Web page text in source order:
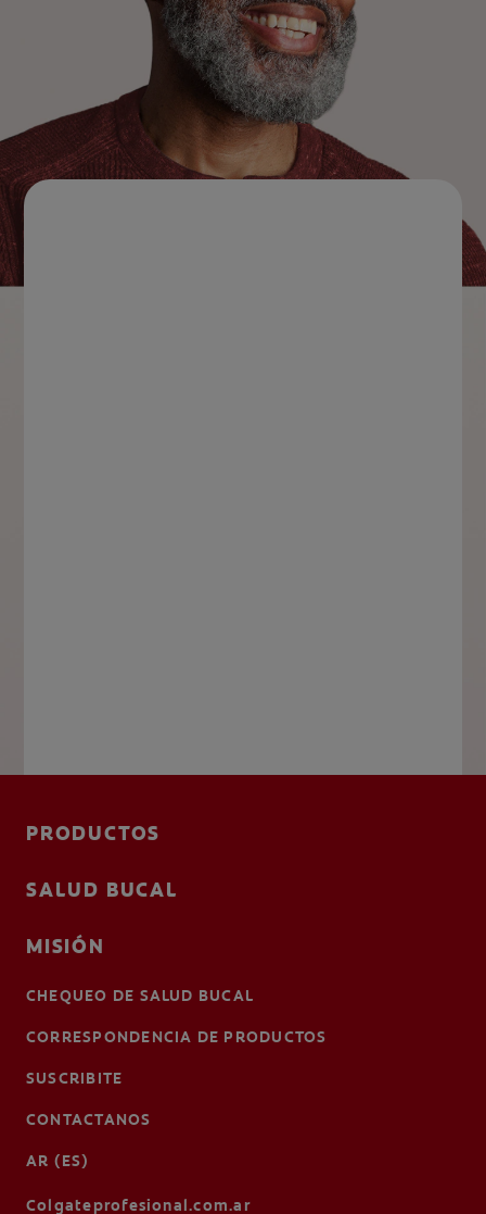
PRODUCTOS
SALUD BUCAL
MISIÓN
CHEQUEO DE SALUD BUCAL
CORRESPONDENCIA DE PRODUCTOS
SUSCRIBITE
CONTACTANOS
AR (ES)
Colgateprofesional.com.ar